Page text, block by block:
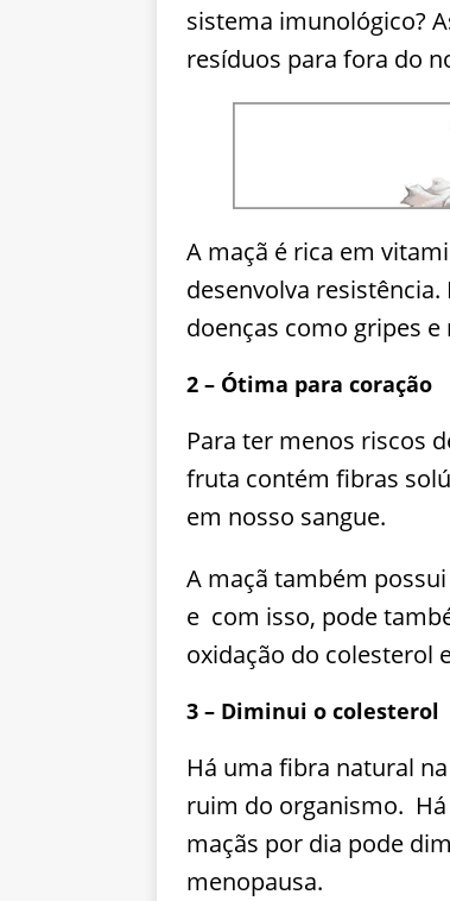
sistema imunológico?
resíduos para fora do
A maçã é rica em
desenvolva
doenças como gripes e
2 – Ótima para coração
Para ter menos riscos
fruta contém fibras
em nosso sangue.
A maçã também
e com isso, pode
oxidação do colesterol
3 – Diminui o colesterol
Há uma fibra natural
ruim do organismo.
maçãs por dia pode
menopausa.